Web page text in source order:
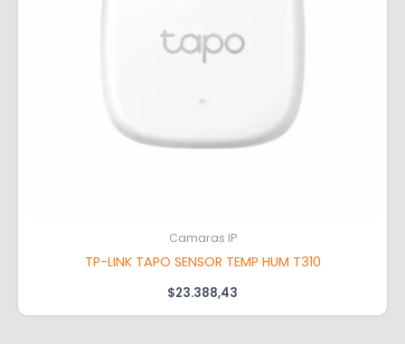
Camaras IP
TP-LINK TAPO SENSOR TEMP HUM T310
$23.388,43